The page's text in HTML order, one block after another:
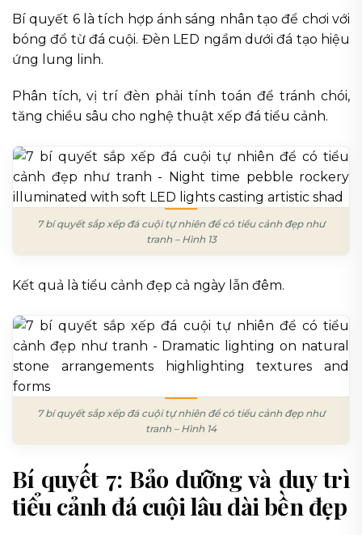
Bí quyết 6 là tích hợp ánh sáng nhân tạo để chơi với
bóng đổ từ đá cuội. Đèn LED ngầm dưới đá tạo hiệu
ứng lung linh.
Phân tích, vị trí đèn phải tính toán để tránh chói,
tăng chiều sâu cho nghệ thuật xếp đá tiểu cảnh.
7 bí quyết sắp xếp đá cuội tự nhiên để có tiểu cảnh đẹp như
tranh – Hình 13
Kết quả là tiểu cảnh đẹp cả ngày lẫn đêm.
7 bí quyết sắp xếp đá cuội tự nhiên để có tiểu cảnh đẹp như
tranh – Hình 14
Bí quyết 7: Bảo dưỡng và duy trì
tiểu cảnh đá cuội lâu dài bền đẹp